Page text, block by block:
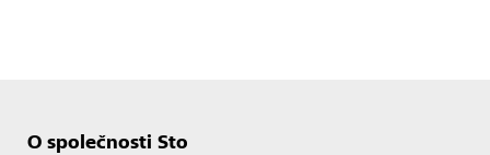
O společnosti Sto